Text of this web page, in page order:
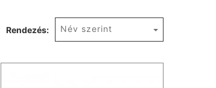
Rendezés: Név szerint